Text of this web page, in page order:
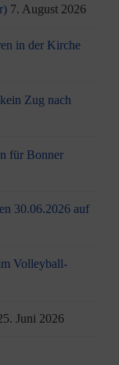
7. August 2026
in der Kirche
Zug nach
für Bonner
30.06.2026 auf
Volleyball-
Juni 2026